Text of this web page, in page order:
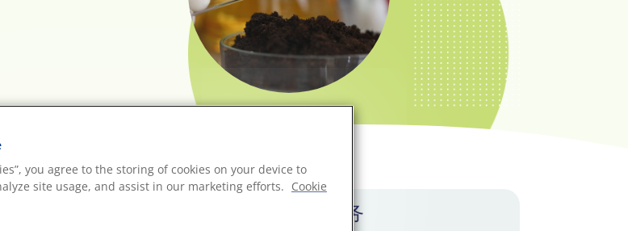
员会绿色协议和新的可持续产品生态设计
所有服务
you agree to the storing of cookies on your device to
site usage, and assist in our marketing efforts. Cookie